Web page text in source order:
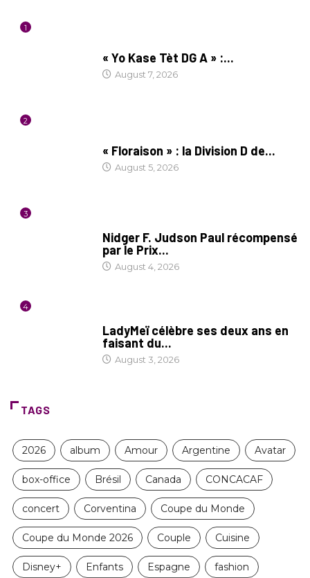
1
« Yo Kase Tèt DG A » :...
August 7, 2026
2
« Floraison » : la Division D de...
August 5, 2026
3
Nidger F. Judson Paul récompensé
par le Prix...
August 4, 2026
4
LadyMeï célèbre ses deux ans en
faisant du...
August 3, 2026
TAGS
2026 album Amour Argentine Avatar
box-office Brésil Canada CONCACAF
concert Corventina Coupe du Monde
Coupe du Monde 2026 Couple Cuisine
Disney+ Enfants Espagne fashion